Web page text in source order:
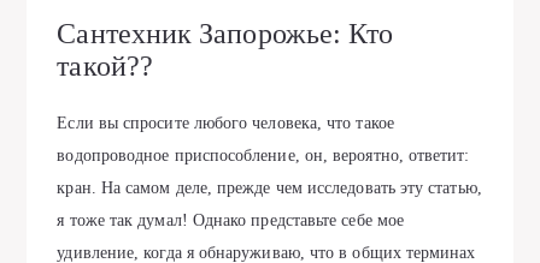
Сантехник Запорожье: Кто
такой??
Если вы спросите любого человека, что такое
водопроводное приспособление, он, вероятно, ответит:
кран. На самом деле, прежде чем исследовать эту статью,
я тоже так думал! Однако представьте себе мое
удивление, когда я обнаруживаю, что в общих терминах